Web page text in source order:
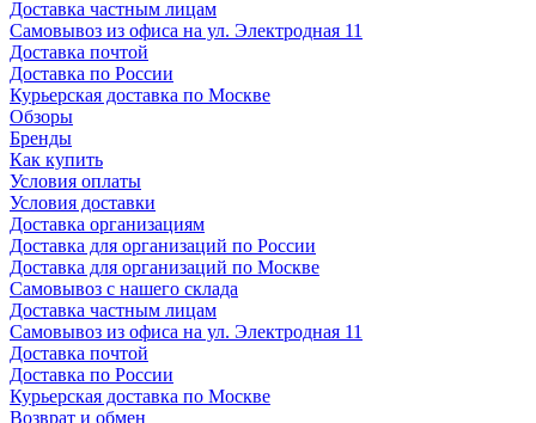
Доставка частным лицам
Самовывоз из офиса на ул. Электродная 11
Доставка почтой
Доставка по России
Курьерская доставка по Москве
Обзоры
Бренды
Как купить
Условия оплаты
Условия доставки
Доставка организациям
Доставка для организаций по России
Доставка для организаций по Москве
Самовывоз с нашего склада
Доставка частным лицам
Самовывоз из офиса на ул. Электродная 11
Доставка почтой
Доставка по России
Курьерская доставка по Москве
Возврат и обмен